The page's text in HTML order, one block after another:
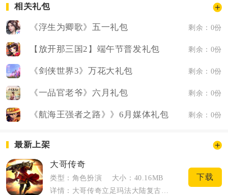
相关礼包
《浮生为卿歌》五一礼包 剩余：0份
【放开那三国2】端午节普发礼包 剩余：0份
《剑侠世界3》万花大礼包 剩余：0份
《一品官老爷》六月礼包 剩余：0份
《航海王强者之路》》6月媒体礼包 剩余：0份
最新上架
大哥传奇
类型：角色扮演
大小：40.16MB
下载